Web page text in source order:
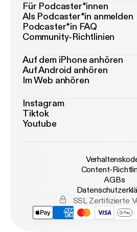
Für Podcaster*innen
Als Podcaster*in anmelden
Podcaster*in FAQ
Community-Richtlinien
Auf dem iPhone anhören
Auf Android anhören
Im Web anhören
Instagram
Tiktok
Youtube
Content-
AGBs
SSL Zertifizierte